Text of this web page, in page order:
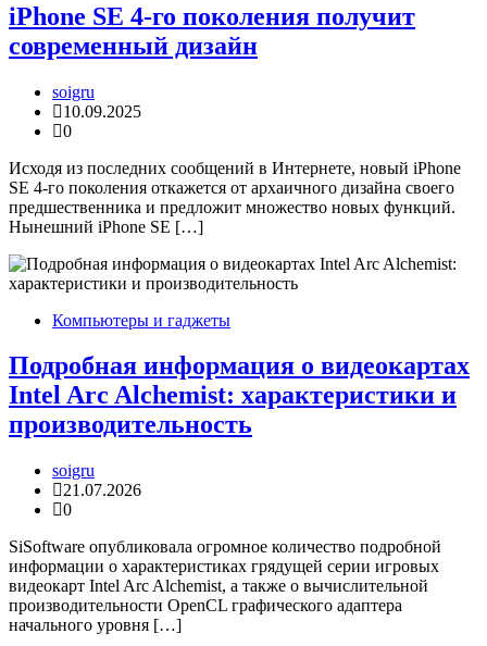
iPhone SE 4-го поколения получит
современный дизайн
soigru
10.09.2025
0
Исходя из последних сообщений в Интернете, новый iPhone
SE 4-го поколения откажется от архаичного дизайна своего
предшественника и предложит множество новых функций.
Нынешний iPhone SE […]
Компьютеры и гаджеты
Подробная информация о видеокартах
Intel Arc Alchemist: характеристики и
производительность
soigru
21.07.2026
0
SiSoftware опубликовала огромное количество подробной
информации о характеристиках грядущей серии игровых
видеокарт Intel Arc Alchemist, а также о вычислительной
производительности OpenCL графического адаптера
начального уровня […]